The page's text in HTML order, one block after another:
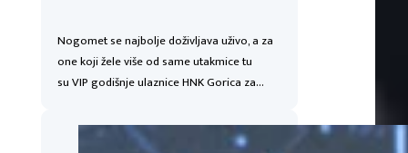
Nogomet se najbolje doživljava uživo, a za
one koji žele više od same utakmice tu
su VIP godišnje ulaznice HNK Gorica za…